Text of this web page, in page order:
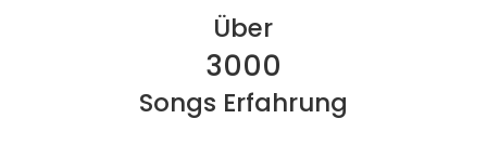
Über
3000
Songs Erfahrung